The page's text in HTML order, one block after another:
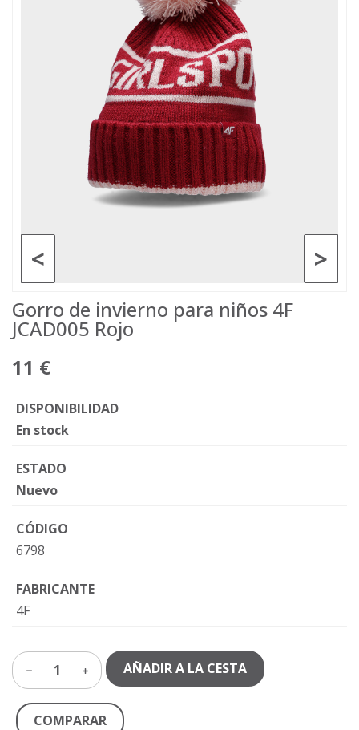
>
<
Gorro de invierno para niños 4F
JCAD005 Rojo
11 €
DISPONIBILIDAD
En stock
ESTADO
Nuevo
CÓDIGO
6798
FABRICANTE
4F
1 AÑADIR A LA CESTA
COMPARAR